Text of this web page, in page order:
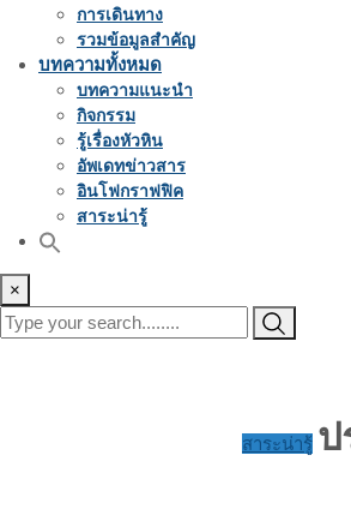
การเดินทาง
รวมข้อมูลสำคัญ
บทความทั้งหมด
บทความแนะนำ
กิจกรรม
รู้เรื่องหัวหิน
อัพเดทข่าวสาร
อินโฟกราฟฟิค
สาระน่ารู้
×
สาระน่ารู้ ป